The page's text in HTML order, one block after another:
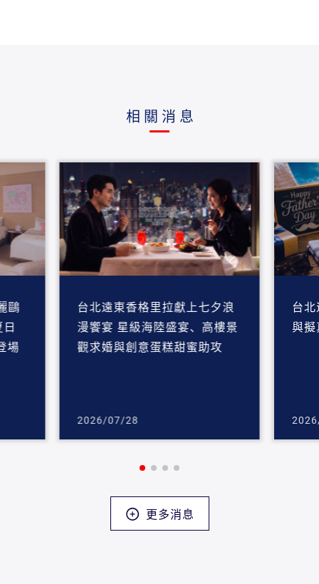
相關消息
鷗
場
台北遠東香格里拉獻上七夕浪
漫饗宴 星級海陸盛宴、高樓景
觀求婚與創意蛋糕甜蜜助攻
2026/07/28
台
與擬
更多消息